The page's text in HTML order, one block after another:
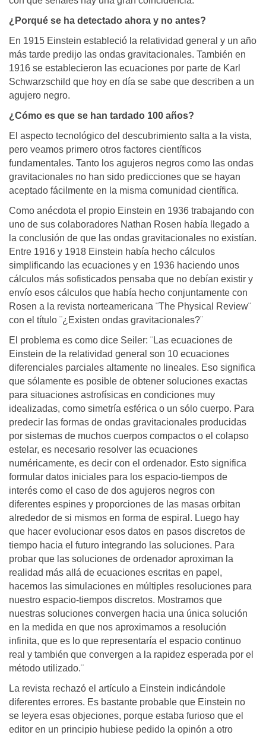
¿Porqué se ha detectado ahora y no antes?
En 1915 Einstein estableció la relatividad general y un año
más tarde predijo las ondas gravitacionales. También en
1916 se establecieron las ecuaciones por parte de Karl
Schwarzschild que hoy en día se sabe que describen a un
agujero negro.
¿Cómo es que se han tardado 100 años?
El aspecto tecnológico del descubrimiento salta a la vista,
pero veamos primero otros factores científicos
fundamentales. Tanto los agujeros negros como las ondas
gravitacionales no han sido predicciones que se hayan
aceptado fácilmente en la misma comunidad científica.
Como anécdota el propio Einstein en 1936 trabajando con
uno de sus colaboradores Nathan Rosen había llegado a
la conclusión de que las ondas gravitacionales no existían.
Entre 1916 y 1918 Einstein había hecho cálculos
simplificando las ecuaciones y en 1936 haciendo unos
cálculos más sofisticados pensaba que no debían existir y
envío esos cálculos que había hecho conjuntamente con
Rosen a la revista norteamericana ¨The Physical Review¨
con el título ¨¿Existen ondas gravitacionales?¨
El problema es como dice Seiler: ¨Las ecuaciones de
Einstein de la relatividad general son 10 ecuaciones
diferenciales parciales altamente no lineales. Eso significa
que sólamente es posible de obtener soluciones exactas
para situaciones astrofísicas en condiciones muy
idealizadas, como simetría esférica o un sólo cuerpo. Para
predecir las formas de ondas gravitacionales producidas
por sistemas de muchos cuerpos compactos o el colapso
estelar, es necesario resolver las ecuaciones
numéricamente, es decir con el ordenador. Esto significa
formular datos iniciales para los espacio-tiempos de
interés como el caso de dos agujeros negros con
diferentes espines y proporciones de las masas orbitan
alrededor de si mismos en forma de espiral. Luego hay
que hacer evolucionar esos datos en pasos discretos de
tiempo hacia el futuro integrando las soluciones. Para
probar que las soluciones de ordenador aproximan la
realidad más allá de ecuaciones escritas en papel,
hacemos las simulaciones en múltiples resoluciones para
nuestro espacio-tiempos discretos. Mostramos que
nuestras soluciones convergen hacia una única solución
en la medida en que nos aproximamos a resolución
infinita, que es lo que representaría el espacio continuo
real y también que convergen a la rapidez esperada por el
método utilizado.¨
La revista rechazó el artículo a Einstein indicándole
diferentes errores. Es bastante probable que Einstein no
se leyera esas objeciones, porque estaba furioso que el
editor en un principio hubiese pedido la opinón a otro